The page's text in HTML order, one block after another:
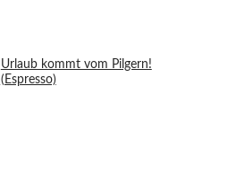
Urlaub kommt vom Pilgern!
(Espresso)